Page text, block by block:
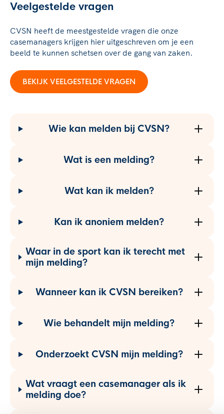
Grensoverschrijdend gedrag,
BEKIJK DE VIDEO
Veelgestelde vragen
CVSN heeft de meestgestelde vragen die onze
casemanagers krijgen hier uitgeschreven om je een
beeld te kunnen schetsen over de gang van zaken.
BEKIJK VEELGESTELDE VRAGEN
Wie kan melden bij CVSN?
Wat is een melding?
Wat kan ik melden?
Kan ik anoniem melden?
Waar in de sport kan ik terecht met
mijn melding?
Wanneer kan ik CVSN bereiken?
Wie behandelt mijn melding?
Onderzoekt CVSN mijn melding?
Wat vraagt een casemanager als ik
melding doe?